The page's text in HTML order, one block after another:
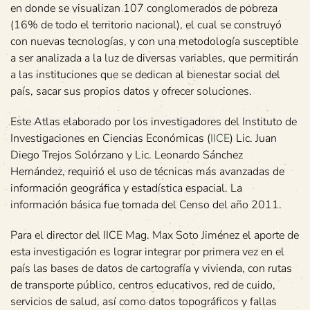
en donde se visualizan 107 conglomerados de pobreza
(16% de todo el territorio nacional), el cual se construyó
con nuevas tecnologías, y con una metodología susceptible
a ser analizada a la luz de diversas variables, que permitirán
a las instituciones que se dedican al bienestar social del
país, sacar sus propios datos y ofrecer soluciones.
Este Atlas elaborado por los investigadores del Instituto de
Investigaciones en Ciencias Económicas (IICE) Lic. Juan
Diego Trejos Solórzano y Lic. Leonardo Sánchez
Hernández, requirió el uso de técnicas más avanzadas de
información geográfica y estadística espacial. La
información básica fue tomada del Censo del año 2011.
Para el director del IICE Mag. Max Soto Jiménez el aporte de
esta investigación es lograr integrar por primera vez en el
país las bases de datos de cartografía y vivienda, con rutas
de transporte público, centros educativos, red de cuido,
servicios de salud, así como datos topográficos y fallas